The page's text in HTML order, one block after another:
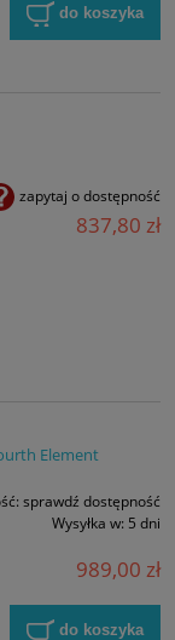
do koszyka
zapytaj o dostępność
837,80 zł
Element
sprawdź dostępność
Wysyłka w: 5 dni
989,00 zł
do koszyka